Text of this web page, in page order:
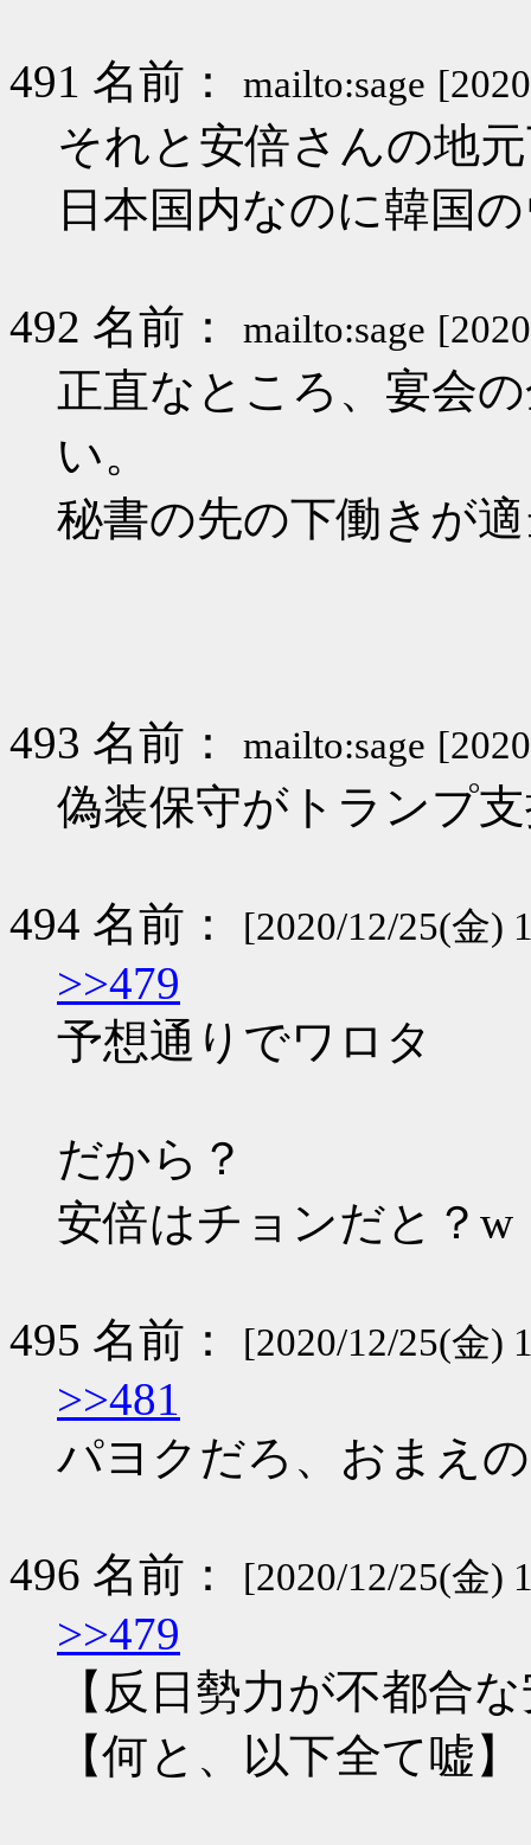
491 名前： mailto:sage
それと安倍さんの地
日本国内なのに韓国
492 名前： mailto:sage
正直なところ、宴会
い。
秘書の先の下働きが
493 名前： mailto:sage
偽装保守がトランプ
494 名前： [2020/12/25(金)
>>479
予想通りでワロタ
だから？
安倍はチョンだと？w
495 名前： [2020/12/25(金)
>>481
パヨクだろ、おまえ
496 名前： [2020/12/25(金)
>>479
【反日勢力が不都合
【何と、以下全て嘘】